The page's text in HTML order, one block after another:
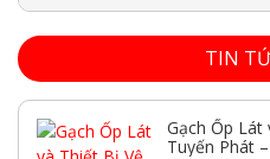
TIN
Gạch Ốp Lát
Tuyến Phát